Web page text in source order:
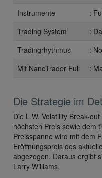
Instrumente
:
Trading System
:
Tradingrhythmus
:
Mit NanoTrader Full
:
Die Strategie im
Die L.W. Volatility Break-
höchsten Preis sowie dem
Preisspanne wird mit dem
Eröffnungspreis des
abgezogen. Daraus ergibt
Larry Williams.